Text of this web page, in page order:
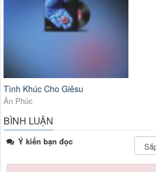
Tình Khúc Cho Giêsu
Ân Phúc
BÌNH LUẬN
Ý kiến bạn đọc